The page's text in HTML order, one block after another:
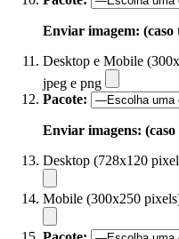
Enviar imagem: (caso
Desktop e Mobile
jpeg e png
Pacote:
Enviar imagens:
Desktop (728x120
Mobile (300x250